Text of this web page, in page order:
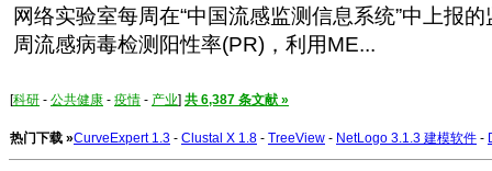
网络实验室每周在“中国流感监测信息系统”中上报
周流感病毒检测阳性率(PR)，利用ME...
[科研 - 公共健康 - 疫情 - 产业] 共 6,387 条文献 »
热门下载 »CurveExpert 1.3 - Clustal X 1.8 - TreeView - NetLogo 3.1.3 建模软件 -